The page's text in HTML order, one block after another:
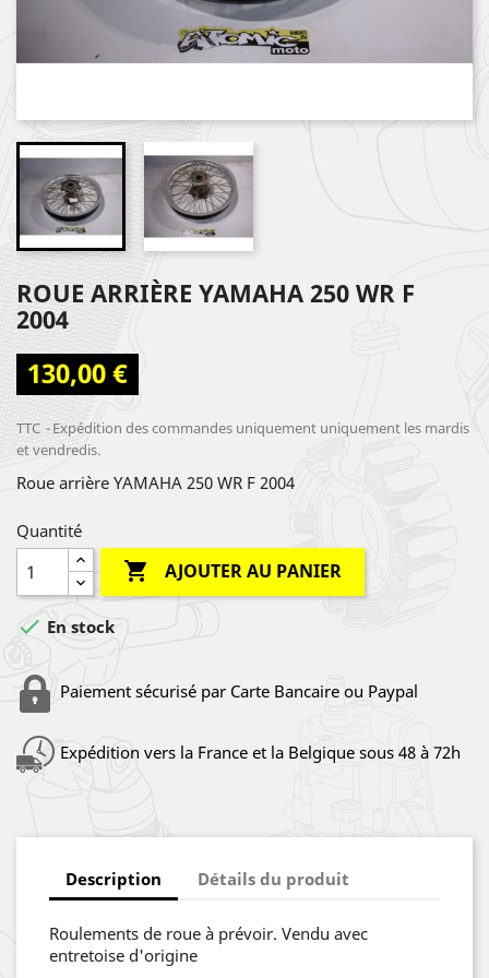
ROUE ARRIÈRE YAMAHA 250 WR F
2004
130,00 €
TTC
Expédition des commandes uniquement uniquement les mardis
et vendredis.
Roue arrière YAMAHA 250 WR F 2004
Quantité
 AJOUTER AU PANIER
 En stock
Paiement sécurisé par Carte Bancaire ou Paypal
Expédition vers la France et la Belgique sous 48 à 72h
Description Détails du produit
Roulements de roue à prévoir. Vendu avec
entretoise d'origine